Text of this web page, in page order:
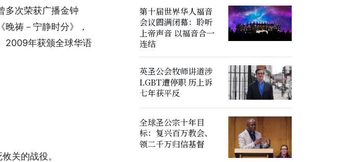
多次荣获广播金钟
祷－宁静时分》，
2009年获颁全球华语
关的战役。
第十届世界华人福音
会议圆满闭幕：聆听
上帝声音 以福音合一
连结
英圣公会牧师讲道涉
LGBT遭停职 历上诉
七年获平反
全球圣公宗十年目
标：复兴百万教会、
领二千万归信基督